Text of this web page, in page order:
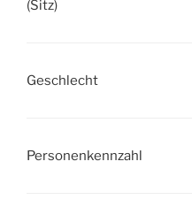
(Sitz)
Geschlecht
Personenkennzahl